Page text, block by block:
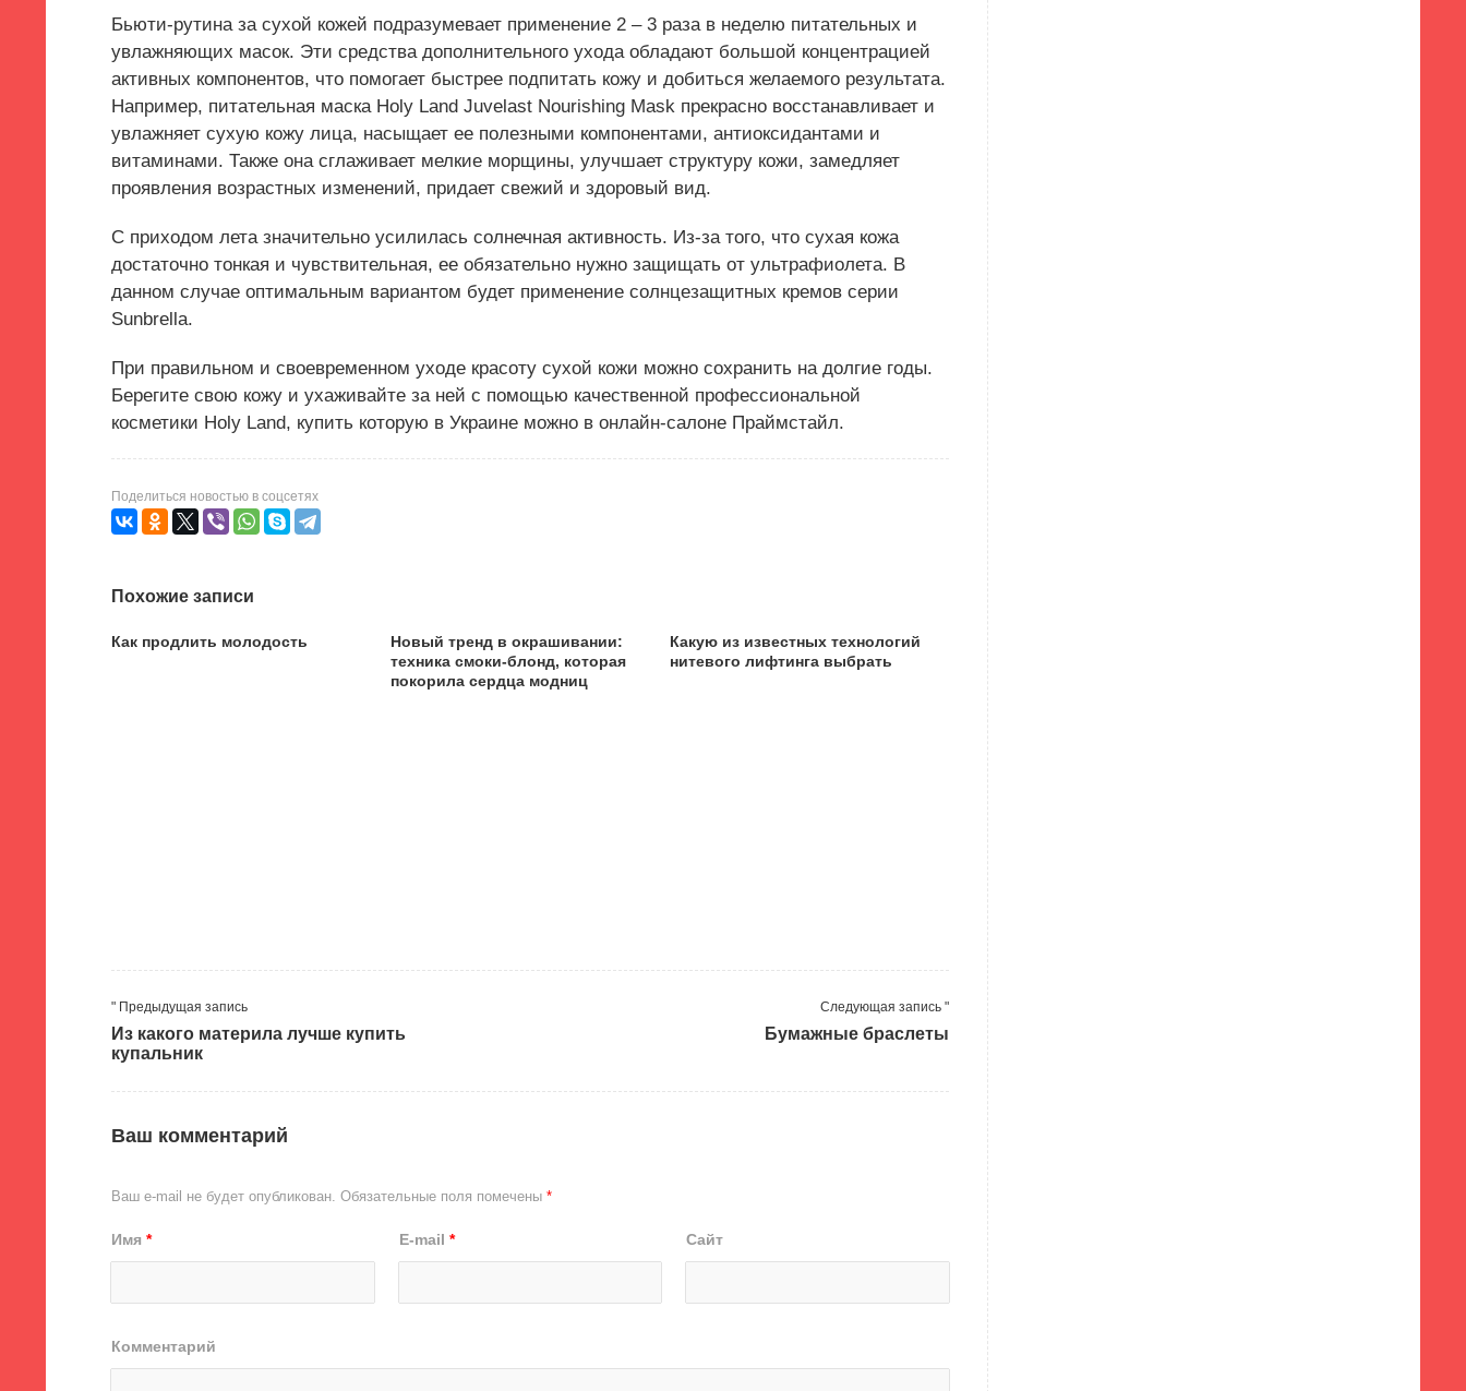
Бьюти-рутина за сухой кожей подразумевает применение 2 – 3 раза в неделю питательных и
увлажняющих масок. Эти средства дополнительного ухода обладают большой концентрацией
активных компонентов, что помогает быстрее подпитать кожу и добиться желаемого результата.
Например, питательная маска Holy Land Juvelast Nourishing Mask прекрасно восстанавливает и
увлажняет сухую кожу лица, насыщает ее полезными компонентами, антиоксидантами и
витаминами. Также она сглаживает мелкие морщины, улучшает структуру кожи, замедляет
проявления возрастных изменений, придает свежий и здоровый вид.
С приходом лета значительно усилилась солнечная активность. Из-за того, что сухая кожа
достаточно тонкая и чувствительная, ее обязательно нужно защищать от ультрафиолета. В
данном случае оптимальным вариантом будет применение солнцезащитных кремов серии
Sunbrella.
При правильном и своевременном уходе красоту сухой кожи можно сохранить на долгие годы.
Берегите свою кожу и ухаживайте за ней с помощью качественной профессиональной
косметики Holy Land, купить которую в Украине можно в онлайн-салоне Праймстайл.
Поделиться новостью в соцсетях
Похожие записи
Как продлить молодость
Новый тренд в окрашивании:
техника смоки-блонд, которая
покорила сердца модниц
Какую из известных технологий
нитевого лифтинга выбрать
" Предыдущая запись
Из какого материла лучше купить
купальник
Следующая запись "
Бумажные браслеты
Ваш комментарий
Ваш e-mail не будет опубликован. Обязательные поля помечены *
Имя * E-mail * Сайт
Комментарий